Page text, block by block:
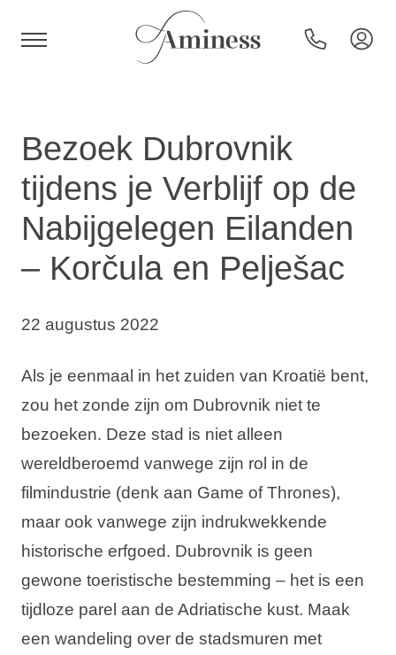
Hotels en resorts
Campings
Speciale aanbiedingen
Bestemmingen
Vakantietypes
Merken
Ami Loyalty programma
Blogi
Bezoek Dubrovnik
tijdens je Verblijf op de
Nabijgelegen Eilanden
– Korčula en Pelješac
22 augustus 2022
Als je eenmaal in het zuiden van Kroatië bent,
zou het zonde zijn om Dubrovnik niet te
bezoeken. Deze stad is niet alleen
wereldberoemd vanwege zijn rol in de
filmindustrie (denk aan Game of Thrones),
maar ook vanwege zijn indrukwekkende
historische erfgoed. Dubrovnik is geen
gewone toeristische bestemming – het is een
tijdloze parel aan de Adriatische kust. Maak
een wandeling over de stadsmuren met